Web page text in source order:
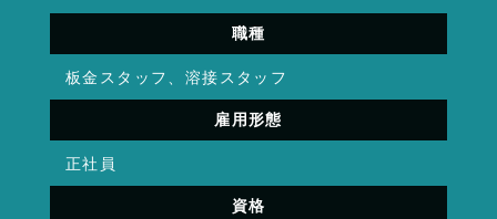
職種
板金スタッフ、溶接スタッフ
雇用形態
正社員
資格